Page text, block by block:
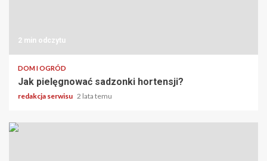
2 min odczytu
DOM I OGRÓD
Jak pielęgnować sadzonki hortensji?
redakcja serwisu 2 lata temu